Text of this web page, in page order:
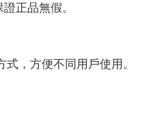
正品無假。
，方便不同用戶使用。